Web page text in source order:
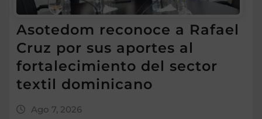
Asotedom reconoce a Rafael
Cruz por sus aportes al
fortalecimiento del sector
textil dominicano
Ago 7, 2026